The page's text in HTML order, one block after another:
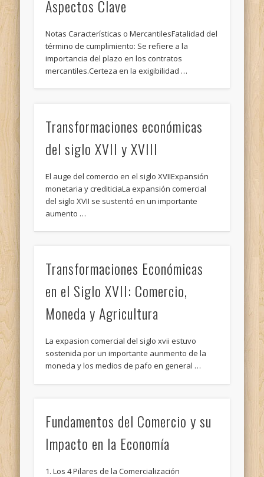
Aspectos Clave
Notas Características o MercantilesFatalidad del
término de cumplimiento: Se refiere a la
importancia del plazo en los contratos
mercantiles.Certeza en la exigibilidad …
Transformaciones económicas
del siglo XVII y XVIII
El auge del comercio en el siglo XVIIExpansión
monetaria y crediticiaLa expansión comercial
del siglo XVII se sustentó en un importante
aumento …
Transformaciones Económicas
en el Siglo XVII: Comercio,
Moneda y Agricultura
La expasion comercial del siglo xvii estuvo
sostenida por un importante aunmento de la
moneda y los medios de pafo en general …
Fundamentos del Comercio y su
Impacto en la Economía
1. Los 4 Pilares de la Comercialización